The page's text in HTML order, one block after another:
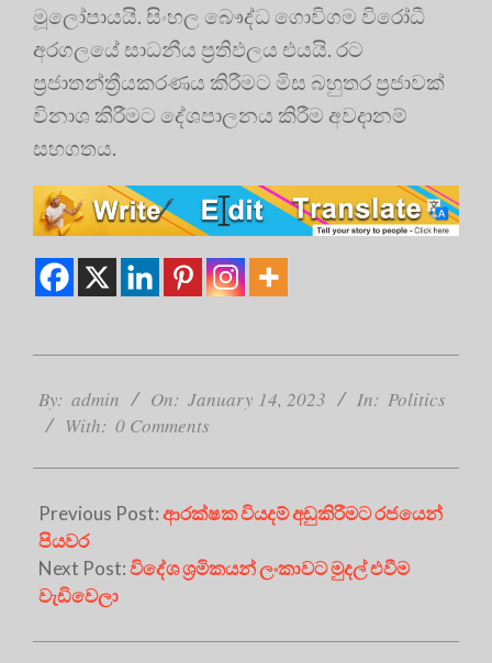
මූලෝපායයි. සිංහල බෞද්ධ ගොවිගම විරෝධී
අරගලයේ සාධනීය ප්‍රතිඵලය එයයි. රට
ප්‍රජාතන්ත්‍රීයකරණය කිරීමට මිස බහුතර ප්‍රජාවක්
විනාශ කිරීමට දේශපාලනය කිරීම අවදානම්
සහගතය.
01-
14
By: admin On: January 14, 2023 In: Politics
With: 0 Comments
Previous Post:ආරක්ෂක වියදම් අඩුකිරීමට රජයෙන්
පියවර
Next Post:විදේශ ශ්‍රමිකයන් ලංකාවට මුදල් එවීම
වැඩිවෙලා